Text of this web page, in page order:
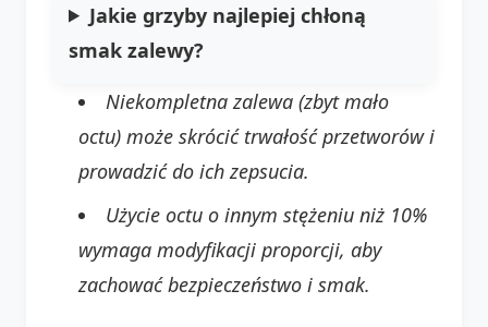
Jakie grzyby najlepiej chłoną
smak zalewy?
Niekompletna zalewa (zbyt mało
octu) może skrócić trwałość przetworów i
prowadzić do ich zepsucia.
Użycie octu o innym stężeniu niż 10%
wymaga modyfikacji proporcji, aby
zachować bezpieczeństwo i smak.